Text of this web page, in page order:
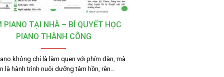
PIANO TẠI NHÀ – BÍ QUYẾT HỌC
PIANO THÀNH CÔNG
không chỉ là làm quen với phím đàn, mà
là hành trình nuôi dưỡng tâm hồn, rèn…